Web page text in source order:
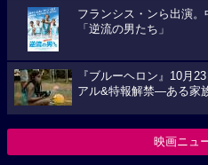
フランシス・ンら出演
「逆流の男たち」
『ブルーヘロン』10月
アル&特報解禁―ある家
映画ニュ